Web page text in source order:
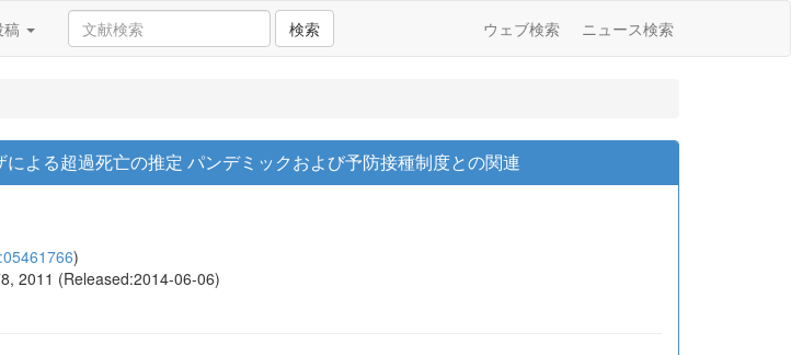
稿 検索 ウェブ検索 ニュース検索
よる超過死亡の推定 パンデミックおよび予防接種制度との関連
)
2011 (Released:2014-06-06)